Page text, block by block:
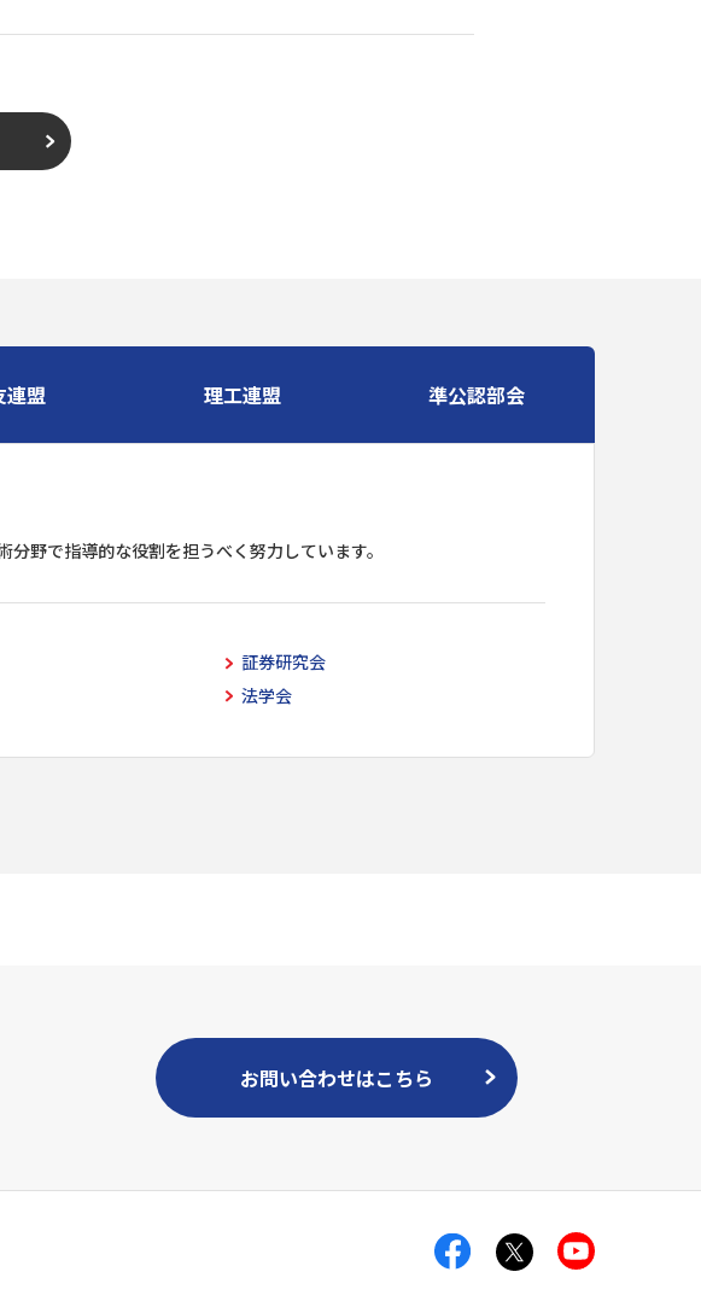
連盟 理工連盟 準公認部会
野で指導的な役割を担うべく努力しています。
証券研究会
法学会
お問い合わせはこちら